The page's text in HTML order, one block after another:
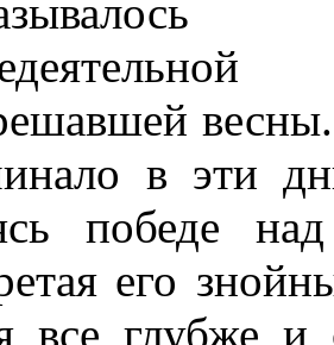
в эти
победе
его
все глубже и